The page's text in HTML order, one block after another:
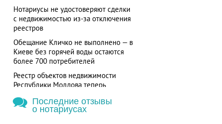
Нотариусы не удостоверяют сделки
с недвижимостью из-за отключения
реестров
Обещание Кличко не выполнено — в
Киеве без горячей воды остаются
более 700 потребителей
Реестр объектов недвижимости
Республики Молдова теперь
Последние отзывы
о нотариусах